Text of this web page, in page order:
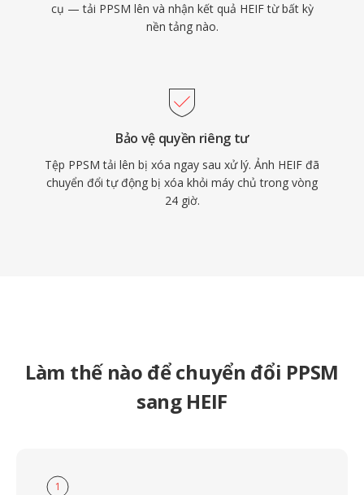
cụ — tải PPSM lên và nhận kết quả HEIF từ bất kỳ
nền tảng nào.
Bảo vệ quyền riêng tư
Tệp PPSM tải lên bị xóa ngay sau xử lý. Ảnh HEIF đã
chuyển đổi tự động bị xóa khỏi máy chủ trong vòng
24 giờ.
Làm thế nào để chuyển đổi PPSM
sang HEIF
1